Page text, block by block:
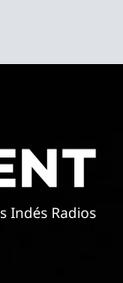
Indés Radios